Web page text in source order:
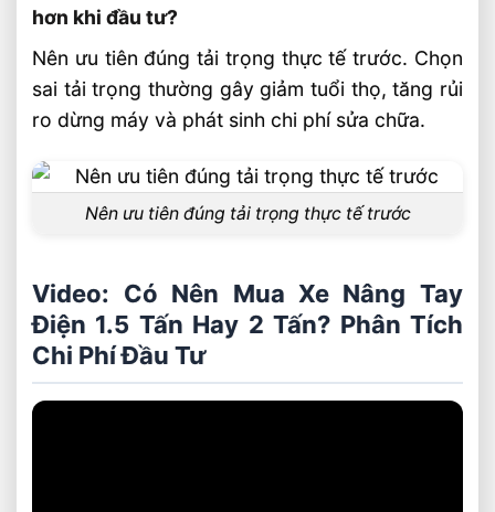
hơn khi đầu tư?
Nên ưu tiên đúng tải trọng thực tế trước. Chọn
sai tải trọng thường gây giảm tuổi thọ, tăng rủi
ro dừng máy và phát sinh chi phí sửa chữa.
Nên ưu tiên đúng tải trọng thực tế trước
Video: Có Nên Mua Xe Nâng Tay
Điện 1.5 Tấn Hay 2 Tấn? Phân Tích
Chi Phí Đầu Tư